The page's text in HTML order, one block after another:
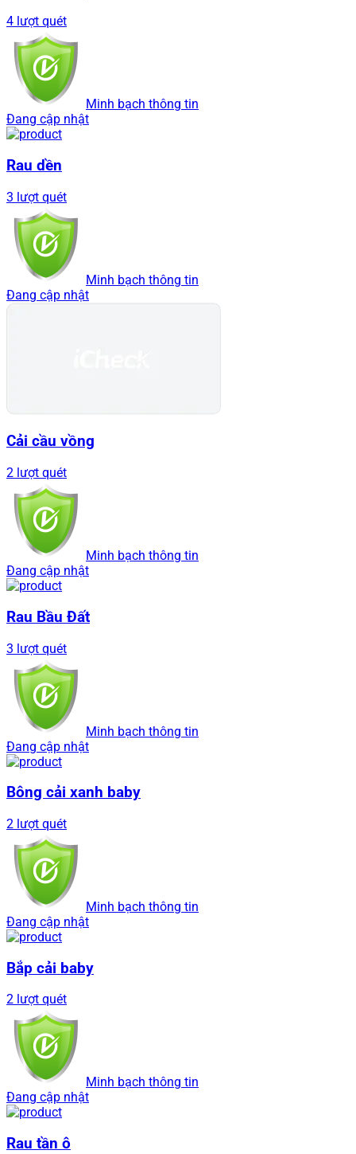
4 lượt quét
Minh bạch thông tin
Đang cập nhật
Rau dền
3 lượt quét
Minh bạch thông tin
Đang cập nhật
Cải cầu vồng
2 lượt quét
Minh bạch thông tin
Đang cập nhật
Rau Bầu Đất
3 lượt quét
Minh bạch thông tin
Đang cập nhật
Bông cải xanh baby
2 lượt quét
Minh bạch thông tin
Đang cập nhật
Bắp cải baby
2 lượt quét
Minh bạch thông tin
Đang cập nhật
Rau tần ô